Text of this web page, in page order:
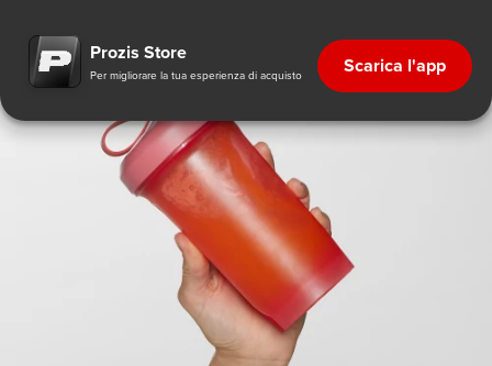
Prozis Store
Per migliorare la tua esperienza di acquisto Scarica l'app